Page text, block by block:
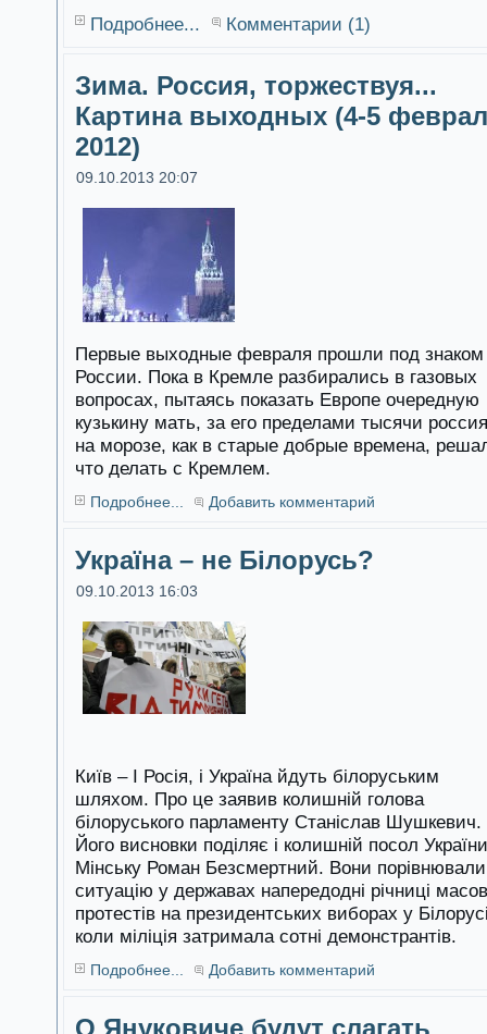
Подробнее...
Комментарии (1)
Зима. Россия, торжествуя...
Картина выходных (4-5
2012)
09.10.2013 20:07
Первые выходные февраля прошли под знаком
России. Пока в Кремле разбирались в газовых
вопросах, пытаясь показать Европе очередную
кузькину мать, за его пределами тысячи
на морозе, как в старые добрые времена,
что делать с Кремлем.
Подробнее... Добавить комментарий
Україна – не Білорусь?
09.10.2013 16:03
Київ – І Росія, і Україна йдуть білоруським
шляхом. Про це заявив колишній голова
білоруського парламенту Станіслав Шушкевич.
Його висновки поділяє і колишній посол
Мінську Роман Безсмертний. Вони порівнювали
ситуацію у державах напередодні річниці
протестів на президентських виборах у
коли міліція затримала сотні демонстрантів.
Подробнее... Добавить комментарий
О Януковиче будут слагать